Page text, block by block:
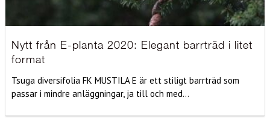
Nytt från E-planta 2020: Elegant barrträd i litet
format
Tsuga diversifolia FK MUSTILA E är ett stiligt barrträd som
passar i mindre anläggningar, ja till och med...